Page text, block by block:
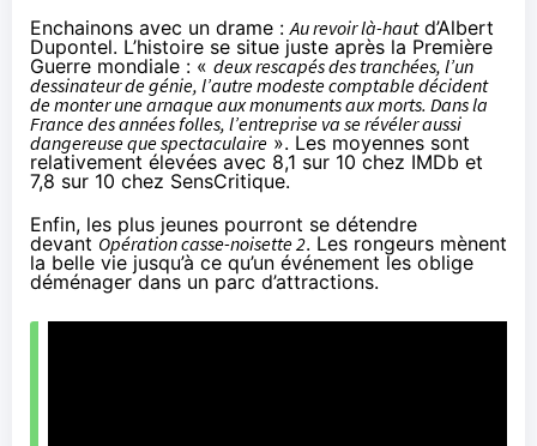
Enchainons avec un drame :Au revoir là-hautd’Albert
Dupontel. L’histoire se situe juste après la Première
Guerre mondiale : « deux rescapés des tranchées, l’un
dessinateur de génie, l’autre modeste comptable décident
de monter une arnaque aux monuments aux morts. Dans la
France des années folles, l’entreprise va se révéler aussi
dangereuse que spectaculaire ». Les moyennes sont
relativement élevées avec 8,1 sur 10 chez IMDb et
7,8 sur 10 chez SensCritique.
Enfin, les plus jeunes pourront se détendre
devant Opération casse-noisette 2. Les rongeurs mènent
la belle vie jusqu’à ce qu’un événement les oblige
déménager dans un parc d’attractions.